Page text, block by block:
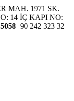
MAH. 1971 SK.
14 İÇ KAPI NO:
+90 242 323 32